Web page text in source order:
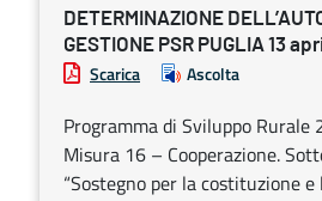
DETERMINAZIONE
GESTIONE PSR PUGLIA 13
Scarica Ascolta
Programma di Sviluppo Rurale
Misura 16 – Cooperazione.
“Sostegno per la costituzione